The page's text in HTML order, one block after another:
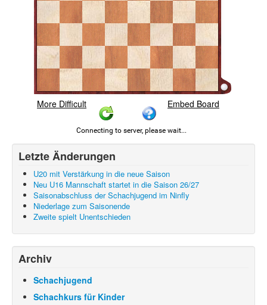
Letzte Änderungen
U20 mit Verstärkung in die neue Saison
Neu U16 Mannschaft startet in die Saison 26/27
Saisonabschluss der Schachjugend im Ninfly
Niederlage zum Saisonende
Zweite spielt Unentschieden
Archiv
Schachjugend
Schachkurs für Kinder